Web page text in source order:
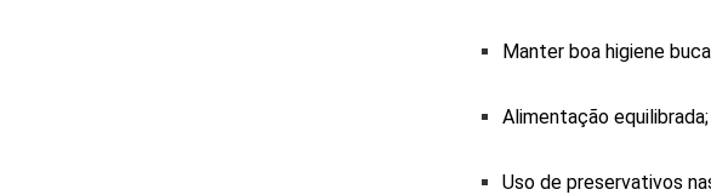
Manter boa higiene
Alimentação equilibrada;
Uso de preservativos